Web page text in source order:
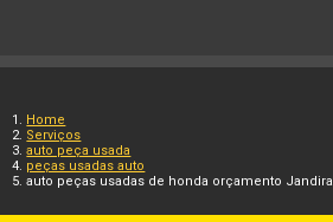
Home
Serviços
auto peça usada
peças usadas auto
auto peças usadas de honda orçamento Jandira